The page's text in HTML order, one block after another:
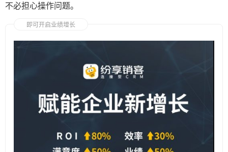
不必担心操作问题。
即可开启业绩增长